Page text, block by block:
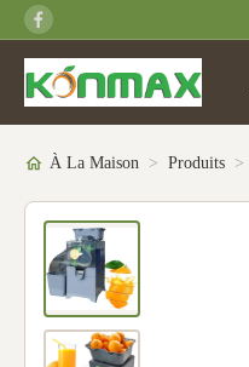
À La Maison > Produits >